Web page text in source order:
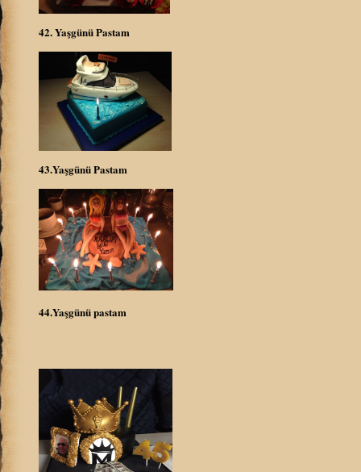
42. Yaşgünü Pastam
43.Yaşgünü Pastam
44.Yaşgünü pastam